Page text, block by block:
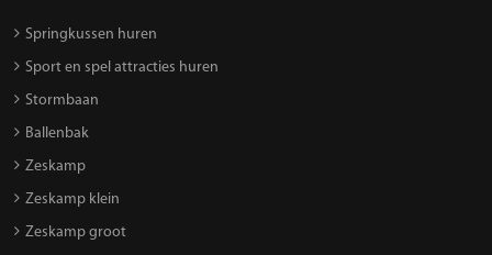
Springkussen huren
Sport en spel attracties huren
Stormbaan
Ballenbak
Zeskamp
Zeskamp klein
Zeskamp groot